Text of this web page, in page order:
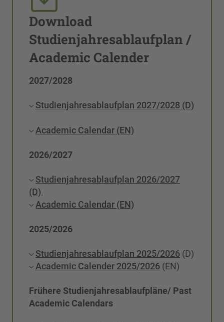
Download
Studienjahresablaufplan /
Academic Calender
2027/2028
Studienjahresablaufplan 2027/2028 (D)
Academic Calendar (EN)
2026/2027
Studienjahresablaufplan 2026/2027
(D)
Academic Calendar (EN)
2025/2026
Studienjahresablaufplan 2025/2026 (D)
Academic Calender 2025/2026 (EN)
Frühere Studienjahresablaufpläne/ Past
Academic Calendars